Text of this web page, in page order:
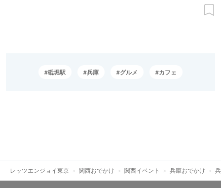
砥堀駅 兵庫 グルメ カフェ
レッツエンジョイ東京 関西おでかけ 関西イベント 兵庫おでかけ